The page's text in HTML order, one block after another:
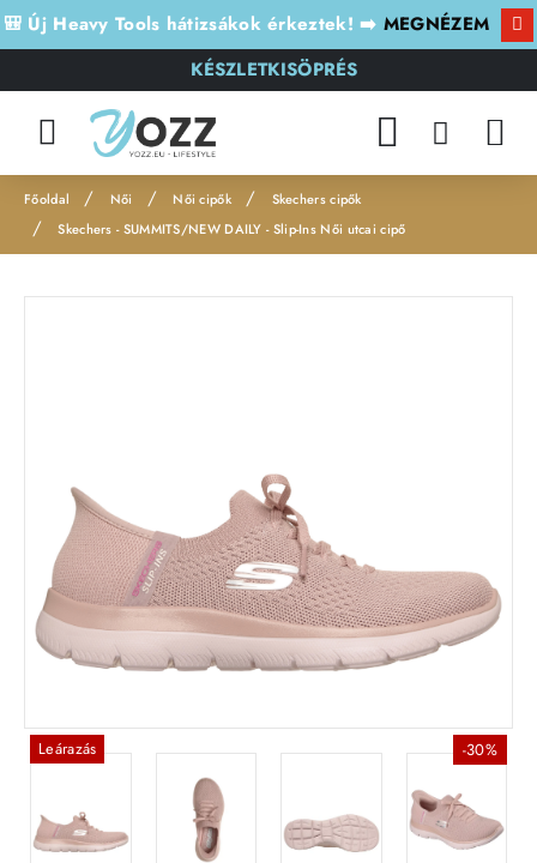
🎒 Új Heavy Tools hátizsákok érkeztek! ➡️ MEGNÉZEM
KÉSZLETKISÖPRÉS
o
Női Női cipők
Skechers cipők
Skechers - SUMMITS/NEW DAILY - Slip-Ins Női utcai cipő
Leárazás -30%